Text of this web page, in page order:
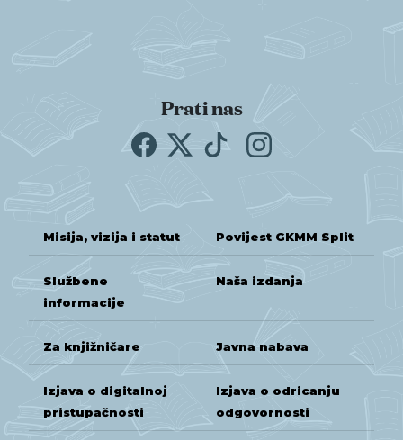
Prati nas
Misija, vizija i statut Povijest GKMM Split
Službene
informacije
Naša izdanja
Za knjižničare Javna nabava
Izjava o digitalnoj
pristupačnosti
Izjava o odricanju
odgovornosti